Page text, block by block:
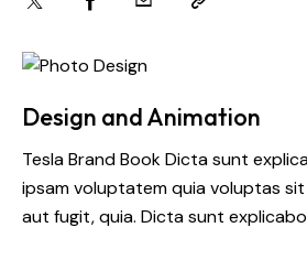
Design and Animation
Tesla Brand Book Dicta sunt
ipsam voluptatem quia voluptas
aut fugit, quia. Dicta sunt